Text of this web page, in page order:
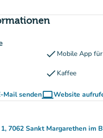
check Mobile App
check Kaffee
Mail sendencomputerWebsite(new
7062 Sankt Margarethen im